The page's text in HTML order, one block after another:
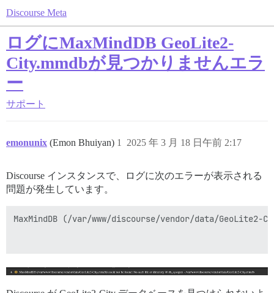
Discourse Meta
ログにMaxMindDB GeoLite2-
City.mmdbが見つかりませんエラ
ー
サポート
emonunix (Emon Bhuiyan) 2025 年 3 月 18 日午前 2:17
1
Discourse インスタンスで、ログに次のエラーが表示される
問題が発生しています。
MaxMindDB (/var/www/discourse/vendor/data/GeoLite2-